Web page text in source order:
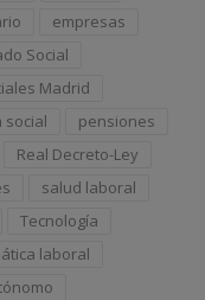
empresas
Social
Madrid
social
pensiones
Real Decreto-Ley
salud laboral
Tecnología
laboral